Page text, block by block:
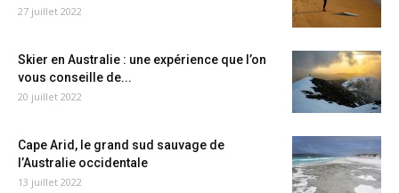
27 juillet 2022
Skier en Australie : une expérience que l’on
vous conseille de...
20 juillet 2022
Cape Arid, le grand sud sauvage de
l’Australie occidentale
13 juillet 2022